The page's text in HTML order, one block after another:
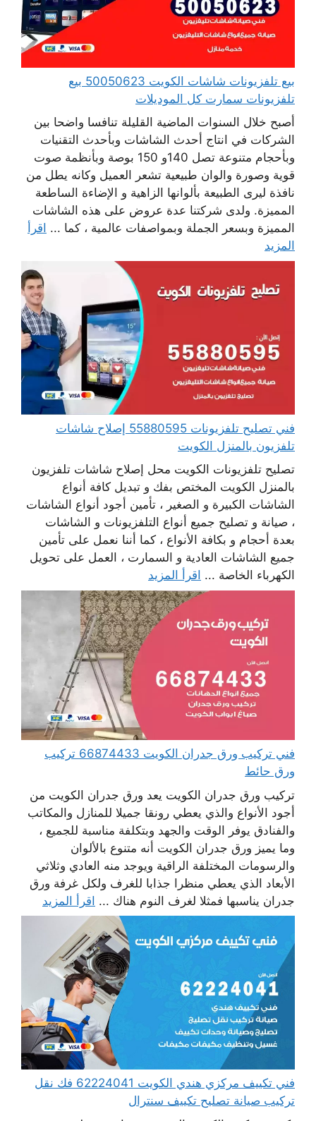
بيع تلفزيونات شاشات الكويت 50050623 بيع
تلفزيونات سمارت كل الموديلات
أصبح خلال السنوات الماضية القليلة تنافسا واضحا بين
الشركات في انتاج أحدث الشاشات وبأحدث التقنيات
وبأحجام متنوعة تصل 140و 150 بوصة وبأنظمة صوت
قوية وصورة والوان طبيعية تشعر العميل وكانه يطل من
نافذة ليرى الطبيعة بألوانها الزاهية و الإضاءة الساطعة
المميزة. ولدى شركتنا عدة عروض على هذه الشاشات
المميزة وبسعر الجملة وبمواصفات عالمية ، كما ... اقرأ
المزيد
فني تصليح تلفزيونات 55880595 إصلاح شاشات
تلفزيون بالمنزل الكويت
تصليح تلفزيونات الكويت محل إصلاح شاشات تلفزيون
بالمنزل الكويت المختص بفك و تبديل كافة أنواع
الشاشات الكبيرة و الصغير ، تأمين أجود أنواع الشاشات
، صيانة و تصليح جميع أنواع التلفزيونات و الشاشات
بعدة أحجام و بكافة الأنواع ، كما أننا نعمل على تأمين
جميع الشاشات العادية و السمارت ، العمل على تحويل
الكهرباء الخاصة ... اقرأ المزيد
فني تركيب ورق جدران الكويت 66874433 تركيب
ورق حائط
تركيب ورق جدران الكويت يعد ورق جدران الكويت من
أجود الأنواع والذي يعطي رونقا جميلا للمنازل والمكاتب
والفنادق يوفر الوقت والجهد وبتكلفة مناسبة للجميع ،
وما يميز ورق جدران الكويت أنه متنوع بالألوان
والرسومات المختلفة الراقية ويوجد منه العادي وثلاثي
الأبعاد الذي يعطي منظرا جذابا للغرف ولكل غرفة ورق
جدران يناسبها فمثلا لغرف النوم هناك ... اقرأ المزيد
فني تكييف مركزي هندي الكويت 62224041 فك نقل
تركيب صيانة تصليح تكييف سنترال